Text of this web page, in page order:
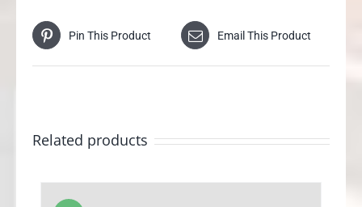
Pin This Product Email This Product
Related products